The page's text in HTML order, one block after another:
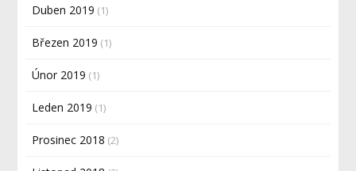
Duben 2019 (1)
Březen 2019 (1)
Únor 2019 (1)
Leden 2019 (1)
Prosinec 2018 (2)